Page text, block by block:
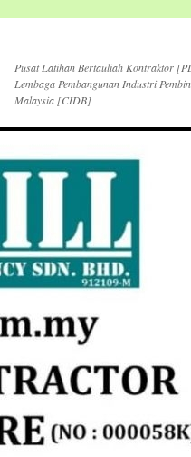
Pusat Latihan Bertauliah Kontraktor
Lembaga Pembangunan Industri
Malaysia [CIDB]